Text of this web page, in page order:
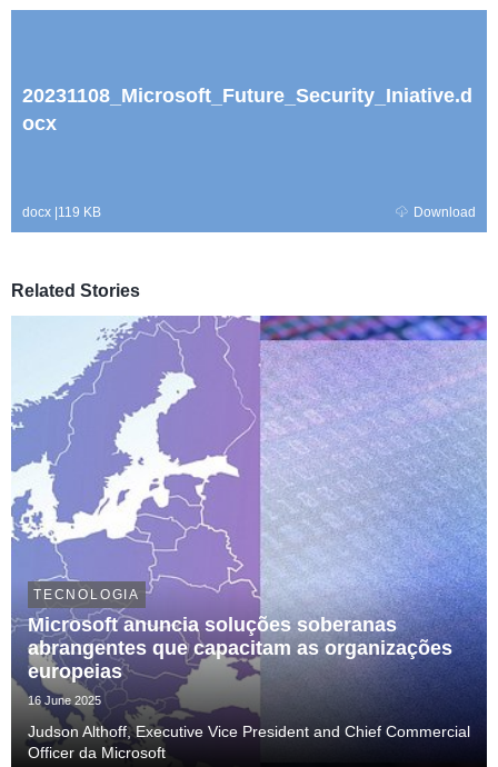
20231108_Microsoft_Future_Security_Iniative.d
ocx
docx 119 KB Download
Related Stories
TECNOLOGIA
Microsoft anuncia soluções soberanas
abrangentes que capacitam as organizações
europeias
16 June 2025
Judson Althoff, Executive Vice President and Chief Commercial
Officer da Microsoft